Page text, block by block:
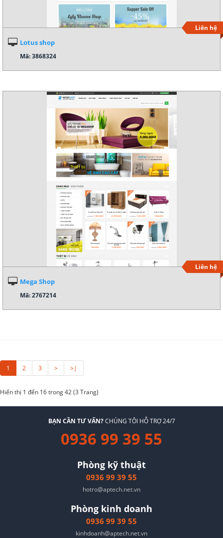
Liên hệ
Lotus shop
Mã: 3868324
Chi tiết
Liên hệ
Mega Shop
Mã: 2767214
1 2 3 > >|
Hiển thị 1 đến 16 trong 42 (3 Trang)
BẠN CẦN TƯ VẤN?CHÚNG TÔI HỖ TRỢ 24/7
0936 99 39 55
Phòng kỹ thuật
0936 99 39 55
hotro@aptech.net.vn
Phòng kinh doanh
0936 99 39 55
kinhdoanh@aptech.net.vn